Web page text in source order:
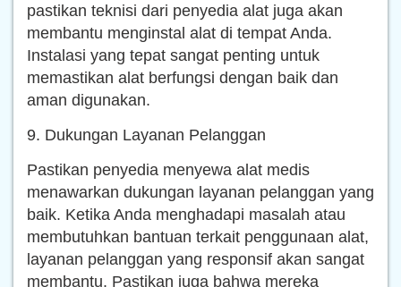
pastikan teknisi dari penyedia alat juga akan
membantu menginstal alat di tempat Anda.
Instalasi yang tepat sangat penting untuk
memastikan alat berfungsi dengan baik dan
aman digunakan.
9. Dukungan Layanan Pelanggan
Pastikan penyedia menyewa alat medis
menawarkan dukungan layanan pelanggan yang
baik. Ketika Anda menghadapi masalah atau
membutuhkan bantuan terkait penggunaan alat,
layanan pelanggan yang responsif akan sangat
membantu. Pastikan juga bahwa mereka